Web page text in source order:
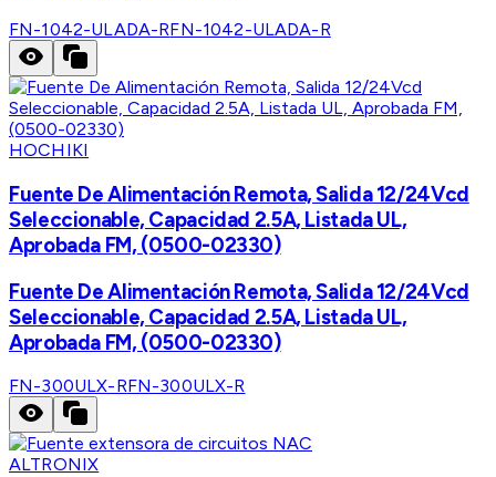
FN-1042-ULADA-RFN-1042-ULADA-R
HOCHIKI
Fuente De Alimentación Remota, Salida 12/24Vcd
Seleccionable, Capacidad 2.5A, Listada UL,
Aprobada FM, (0500-02330)
Fuente De Alimentación Remota, Salida 12/24Vcd
Seleccionable, Capacidad 2.5A, Listada UL,
Aprobada FM, (0500-02330)
FN-300ULX-RFN-300ULX-R
ALTRONIX